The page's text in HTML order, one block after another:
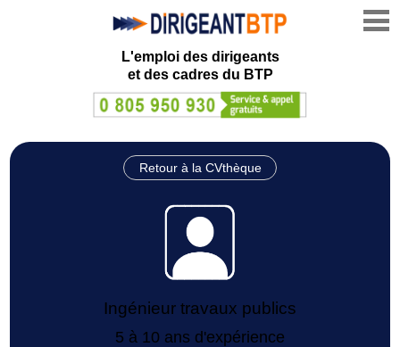
L'emploi des dirigeants
et des cadres du BTP
Retour à la CVthèque
Ingénieur travaux publics
5 à 10 ans d'expérience